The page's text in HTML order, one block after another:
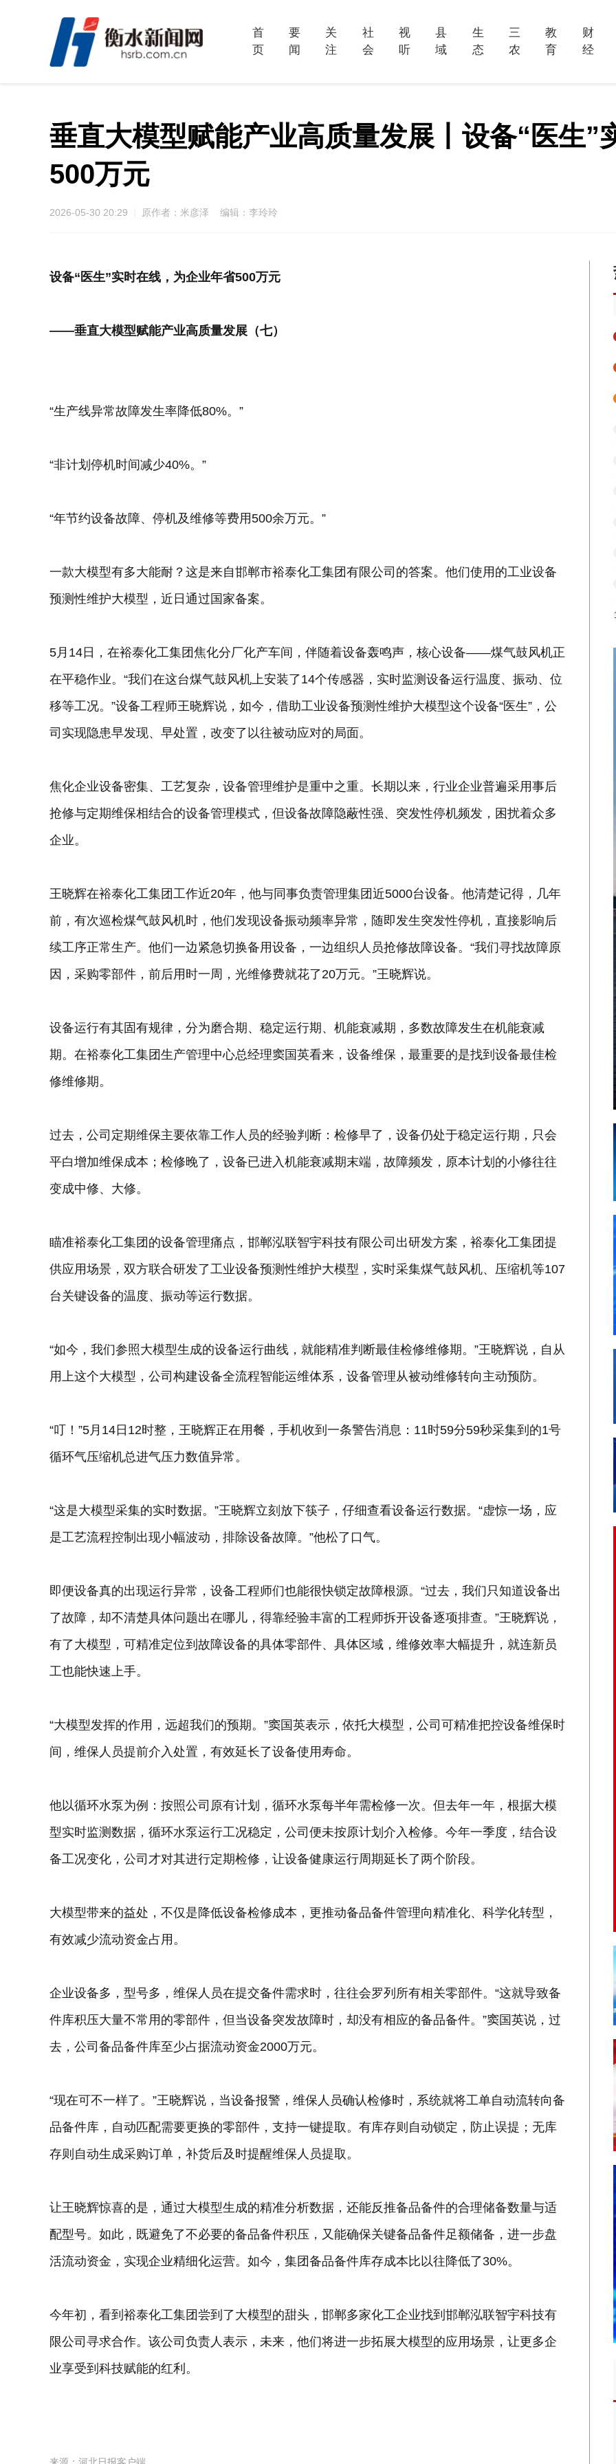
首
页
要
闻
关
注
社
会
视
听
县
域
生
态
三
农
教
育
财
经
垂直大模型赋能产业高质量发展丨设备“医生”
500万元
2026-05-30 20:29 原作者：米彦泽 编辑：李玲玲
设备“医生”实时在线，为企业年省500万元
——垂直大模型赋能产业高质量发展（七）
“生产线异常故障发生率降低80%。”
“非计划停机时间减少40%。”
“年节约设备故障、停机及维修等费用500余万元。”
一款大模型有多大能耐？这是来自邯郸市裕泰化工集团有限公司的答案。他们使用的工业设备
预测性维护大模型，近日通过国家备案。
5月14日，在裕泰化工集团焦化分厂化产车间，伴随着设备轰鸣声，核心设备——煤气鼓风机正
在平稳作业。“我们在这台煤气鼓风机上安装了14个传感器，实时监测设备运行温度、振动、位
移等工况。”设备工程师王晓辉说，如今，借助工业设备预测性维护大模型这个设备“医生”，公
司实现隐患早发现、早处置，改变了以往被动应对的局面。
焦化企业设备密集、工艺复杂，设备管理维护是重中之重。长期以来，行业企业普遍采用事后
抢修与定期维保相结合的设备管理模式，但设备故障隐蔽性强、突发性停机频发，困扰着众多
企业。
王晓辉在裕泰化工集团工作近20年，他与同事负责管理集团近5000台设备。他清楚记得，几年
前，有次巡检煤气鼓风机时，他们发现设备振动频率异常，随即发生突发性停机，直接影响后
续工序正常生产。他们一边紧急切换备用设备，一边组织人员抢修故障设备。“我们寻找故障原
因，采购零部件，前后用时一周，光维修费就花了20万元。”王晓辉说。
设备运行有其固有规律，分为磨合期、稳定运行期、机能衰减期，多数故障发生在机能衰减
期。在裕泰化工集团生产管理中心总经理窦国英看来，设备维保，最重要的是找到设备最佳检
修维修期。
过去，公司定期维保主要依靠工作人员的经验判断：检修早了，设备仍处于稳定运行期，只会
平白增加维保成本；检修晚了，设备已进入机能衰减期末端，故障频发，原本计划的小修往往
变成中修、大修。
瞄准裕泰化工集团的设备管理痛点，邯郸泓联智宇科技有限公司出研发方案，裕泰化工集团提
供应用场景，双方联合研发了工业设备预测性维护大模型，实时采集煤气鼓风机、压缩机等107
台关键设备的温度、振动等运行数据。
“如今，我们参照大模型生成的设备运行曲线，就能精准判断最佳检修维修期。”王晓辉说，自从
用上这个大模型，公司构建设备全流程智能运维体系，设备管理从被动维修转向主动预防。
“叮！”5月14日12时整，王晓辉正在用餐，手机收到一条警告消息：11时59分59秒采集到的1号
循环气压缩机总进气压力数值异常。
“这是大模型采集的实时数据。”王晓辉立刻放下筷子，仔细查看设备运行数据。“虚惊一场，应
是工艺流程控制出现小幅波动，排除设备故障。”他松了口气。
即便设备真的出现运行异常，设备工程师们也能很快锁定故障根源。“过去，我们只知道设备出
了故障，却不清楚具体问题出在哪儿，得靠经验丰富的工程师拆开设备逐项排查。”王晓辉说，
有了大模型，可精准定位到故障设备的具体零部件、具体区域，维修效率大幅提升，就连新员
工也能快速上手。
“大模型发挥的作用，远超我们的预期。”窦国英表示，依托大模型，公司可精准把控设备维保时
间，维保人员提前介入处置，有效延长了设备使用寿命。
他以循环水泵为例：按照公司原有计划，循环水泵每半年需检修一次。但去年一年，根据大模
型实时监测数据，循环水泵运行工况稳定，公司便未按原计划介入检修。今年一季度，结合设
备工况变化，公司才对其进行定期检修，让设备健康运行周期延长了两个阶段。
大模型带来的益处，不仅是降低设备检修成本，更推动备品备件管理向精准化、科学化转型，
有效减少流动资金占用。
企业设备多，型号多，维保人员在提交备件需求时，往往会罗列所有相关零部件。“这就导致备
件库积压大量不常用的零部件，但当设备突发故障时，却没有相应的备品备件。”窦国英说，过
去，公司备品备件库至少占据流动资金2000万元。
“现在可不一样了。”王晓辉说，当设备报警，维保人员确认检修时，系统就将工单自动流转向备
品备件库，自动匹配需要更换的零部件，支持一键提取。有库存则自动锁定，防止误提；无库
存则自动生成采购订单，补货后及时提醒维保人员提取。
让王晓辉惊喜的是，通过大模型生成的精准分析数据，还能反推备品备件的合理储备数量与适
配型号。如此，既避免了不必要的备品备件积压，又能确保关键备品备件足额储备，进一步盘
活流动资金，实现企业精细化运营。如今，集团备品备件库存成本比以往降低了30%。
今年初，看到裕泰化工集团尝到了大模型的甜头，邯郸多家化工企业找到邯郸泓联智宇科技有
限公司寻求合作。该公司负责人表示，未来，他们将进一步拓展大模型的应用场景，让更多企
业享受到科技赋能的红利。